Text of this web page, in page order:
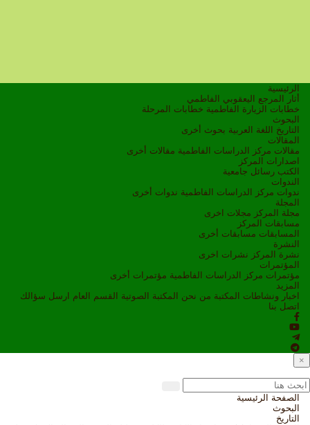
الرئيسية
أثار المرجع اليعقوبي الفاطمي
خطابات الزيارة الفاطمية خطابات المرحلة
البحوث
التاريخ
اللغة العربية بحوث أخرى
المقالات
مقالات مركز الدراسات الفاطمية مقالات أخرى
اصدارات المركز
الكتب رسائل جامعية
الندوات
ندوات مركز الدراسات الفاطمية ندوات أخرى
المجلة
مجلة المركز مجلات اخرى
مسابقات المركز
المسابقات مسابقات أخرى
النشرة
نشرة المركز نشرات اخرى
المؤتمرات
مؤتمرات مركز الدراسات الفاطمية مؤتمرات أخرى
المزيد
اخبار ونشاطات
المكتبة من نحن المكتبة الصوتية القسم العام ارسل سؤالك
اتصل بنا
×
الصفحة الرئيسية
البحوث
التاريخ